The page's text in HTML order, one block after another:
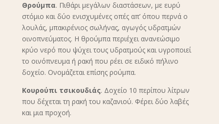
Θρούμπα. Πιθάρι μεγάλων διαστάσεων, με ευρύ
στόμιο και δύο ενισχυμένες οπές απ’ όπου περνά ο
λουλάς, μπακιρένιος σωλήνας, αγωγός υδρατμών
οινοπνεύματος. Η θρούμπα περιέχει ανανεώσιμο
κρύο νερό που ψύχει τους υδρατμούς και υγροποιεί
το οινόπνευμα ή ρακή που ρέει σε ειδικό πήλινο
δοχείο. Ονομάζεται επίσης ρούμπα.
Κουρούπι τσικουδιάς. Δοχείο 10 περίπου λίτρων
που δέχεται τη ρακή του καζανιού. Φέρει δύο λαβές
και μια προχοή.